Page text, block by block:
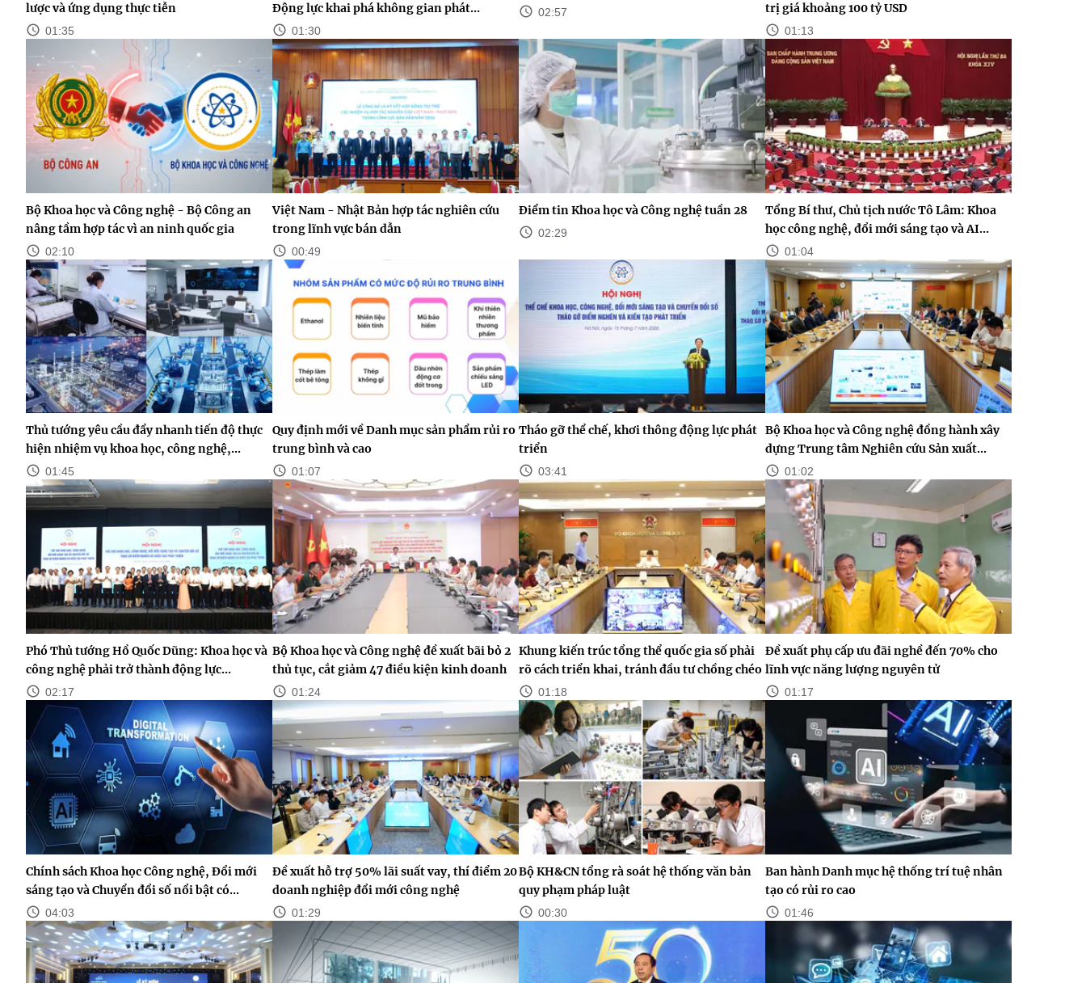
lược và ứng dụng thực tiễn
01:35
Động lực khai phá không gian phát...
01:30
02:57
trị giá khoảng 100 tỷ USD
01:13
Bộ Khoa học và Công nghệ - Bộ Công an
nâng tầm hợp tác vì an ninh quốc gia
02:10
Việt Nam - Nhật Bản hợp tác nghiên cứu
trong lĩnh vực bán dẫn
00:49
Điểm tin Khoa học và Công nghệ tuần 28
02:29
Tổng Bí thư, Chủ tịch nước Tô Lâm: Khoa
học công nghệ, đổi mới sáng tạo và AI...
01:04
Thủ tướng yêu cầu đẩy nhanh tiến độ thực
hiện nhiệm vụ khoa học, công nghệ,...
01:45
Quy định mới về Danh mục sản phẩm rủi ro
trung bình và cao
01:07
Tháo gỡ thể chế, khơi thông động lực phát
triển
03:41
Bộ Khoa học và Công nghệ đồng hành xây
dựng Trung tâm Nghiên cứu Sản xuất...
01:02
Phó Thủ tướng Hồ Quốc Dũng: Khoa học và
công nghệ phải trở thành động lực...
02:17
Bộ Khoa học và Công nghệ đề xuất bãi bỏ 2
thủ tục, cắt giảm 47 điều kiện kinh doanh
01:24
Khung kiến trúc tổng thể quốc gia số phải
rõ cách triển khai, tránh đầu tư chồng chéo
01:18
Đề xuất phụ cấp ưu đãi nghề đến 70% cho
lĩnh vực năng lượng nguyên tử
01:17
Chính sách Khoa học Công nghệ, Đổi mới
sáng tạo và Chuyển đổi số nổi bật có...
04:03
Đề xuất hỗ trợ 50% lãi suất vay, thí điểm 20
doanh nghiệp đổi mới công nghệ
01:29
Bộ KH&CN tổng rà soát hệ thống văn bản
quy phạm pháp luật
00:30
Ban hành Danh mục hệ thống trí tuệ nhân
tạo có rủi ro cao
01:46